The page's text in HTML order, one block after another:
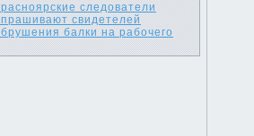
следователи
свидетелей
балки на рабочего